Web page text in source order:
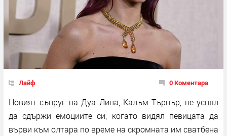
Лайф 0 Коментара
Новият съпруг на Дуа Липа, Калъм Търнър, не успял
да сдържи емоциите си, когато видял певицата да
върви към олтара по време на скромната им сватбена